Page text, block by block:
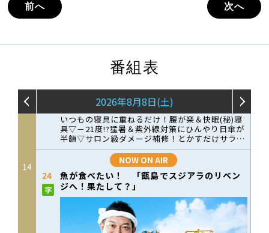
前へ 次へ
番組表